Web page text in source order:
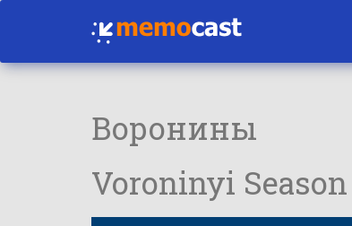
Воронины
Voroninyi